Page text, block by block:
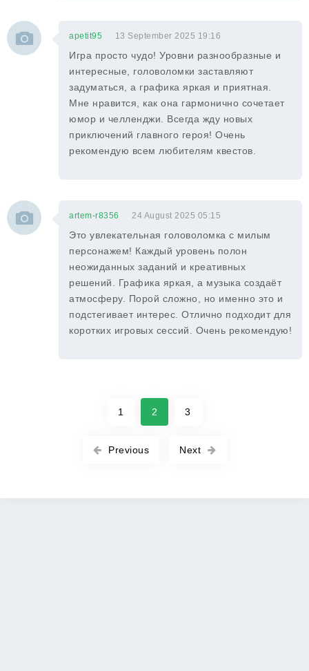
apetit95 13 September 2025 19:16
Игра просто чудо! Уровни разнообразные и
интересные, головоломки заставляют
задуматься, а графика яркая и приятная.
Мне нравится, как она гармонично сочетает
юмор и челленджи. Всегда жду новых
приключений главного героя! Очень
рекомендую всем любителям квестов.
artem-r8356 24 August 2025 05:15
Это увлекательная головоломка с милым
персонажем! Каждый уровень полон
неожиданных заданий и креативных
решений. Графика яркая, а музыка создаёт
атмосферу. Порой сложно, но именно это и
подстегивает интерес. Отлично подходит для
коротких игровых сессий. Очень рекомендую!
Previous
1 2 3
Next